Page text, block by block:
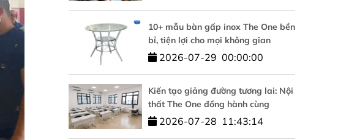
10+ mẫu bàn gấp inox The One bền
bỉ, tiện lợi cho mọi không gian
2026-07-29 00:00:00
Kiến tạo giảng đường tương lai: Nội
thất The One đồng hành cùng
Trường Đại học Công nghệ –
2026-07-28 11:43:14